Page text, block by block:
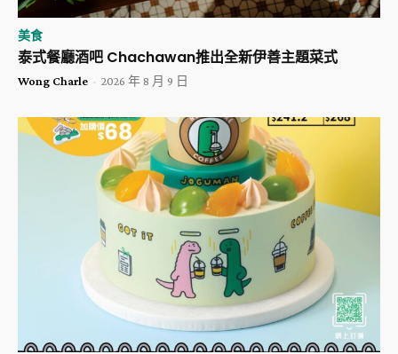
美食
泰式餐廳酒吧 Chachawan推出全新伊善主題菜式
Wong Charle - 2026 年 8 月 9 日